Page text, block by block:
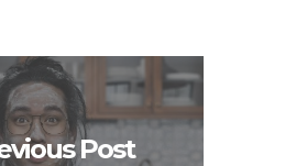
Post